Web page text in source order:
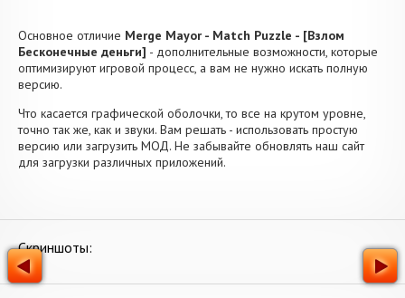
Основное отличие Merge Mayor - Match Puzzle - [Взлом
Бесконечные деньги] - дополнительные возможности, которые
оптимизируют игровой процесс, а вам не нужно искать полную
версию.
Что касается графической оболочки, то все на крутом уровне,
точно так же, как и звуки. Вам решать - использовать простую
версию или загрузить МОД. Не забывайте обновлять наш сайт
для загрузки различных приложений.
Скриншоты: